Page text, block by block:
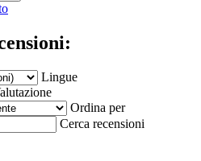
Lingue
Ordina per
Cerca recensioni